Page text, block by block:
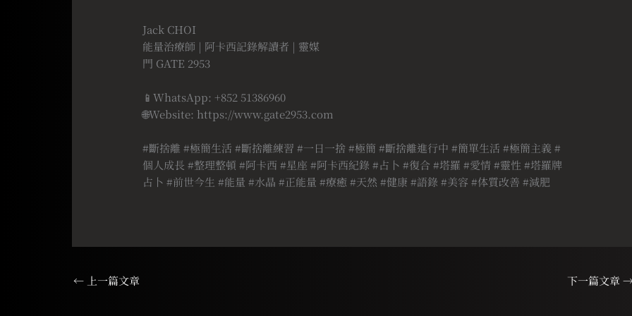
Jack CHOI
能量治療師 | 阿卡西記錄解讀者 | 靈媒
門 GATE 2953
📱WhatsApp: +852 51386960
🌐Website: https://www.gate2953.com
#斷捨離 #極簡生活 #斷捨離練習 #一日一捨 #極簡 #斷捨離進行中 #簡單生活 #極簡主義 #
個人成長 #整理整頓 #阿卡西 #星座 #阿卡西紀錄 #占卜 #復合 #塔羅 #愛情 #靈性 #塔羅牌
占卜 #前世今生 #能量 #水晶 #正能量 #療癒 #天然 #健康 #語錄 #美容 #体質改善 #減肥
← 上一篇文章 下一篇文章